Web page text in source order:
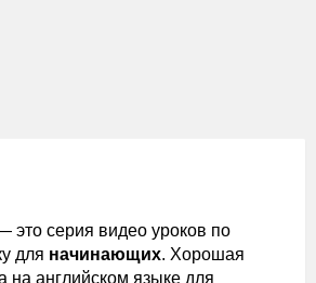
это серия видео уроков по
для начинающих. Хорошая
на английском языке для